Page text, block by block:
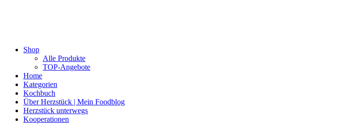
Shop
Alle Produkte
TOP-Angebote
Home
Kategorien
Kochbuch
Über Herzstück | Mein Foodblog
Herzstück unterwegs
Kooperationen